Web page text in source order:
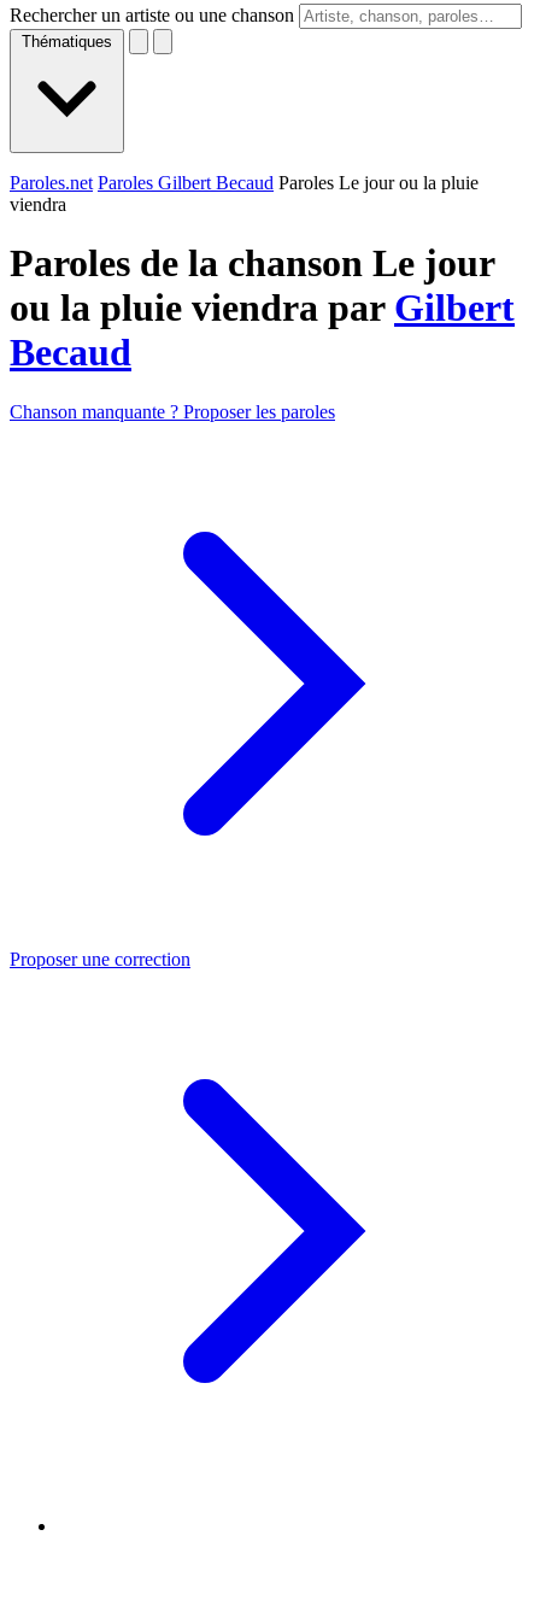
Rechercher un artiste ou une chanson
Thématiques
Paroles.net Paroles Gilbert Becaud Paroles Le jour ou la pluie
viendra
Paroles de la chanson Le jour
ou la pluie viendra par Gilbert
Becaud
Chanson manquante ? Proposer les paroles
Proposer une correction